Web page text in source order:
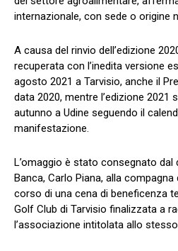
internazionale, con sede o origine
A causa del rinvio dell’edizione
recuperata con l’inedita versione
agosto 2021 a Tarvisio, anche il
data 2020, mentre l’edizione 2021
autunno a Udine seguendo il
manifestazione.
L’omaggio è stato consegnato dal
Banca, Carlo Piana, alla compagna
corso di una cena di beneficenza
Golf Club di Tarvisio finalizzata a
l’associazione intitolata allo